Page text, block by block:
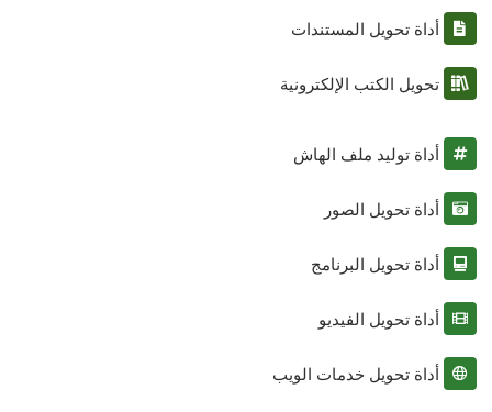
أداة تحويل المستندات
تحويل الكتب الإلكترونية
أداة توليد ملف الهاش
أداة تحويل الصور
أداة تحويل البرنامج
أداة تحويل الفيديو
أداة تحويل خدمات الويب